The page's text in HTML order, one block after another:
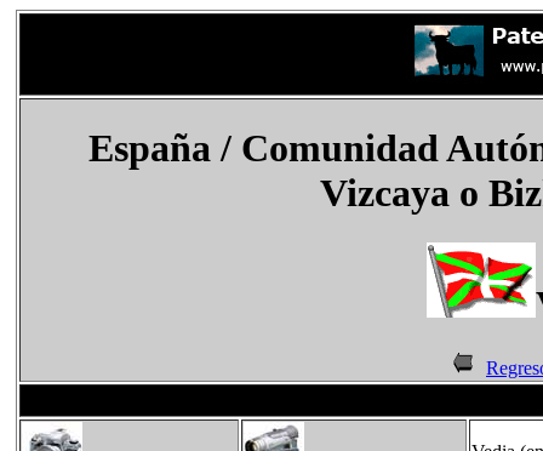
España/ Comunidad
Vizcaya o